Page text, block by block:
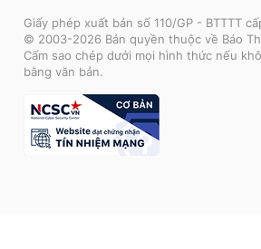
Giấy phép xuất bản số 110/GP - BTTTT
© 2003-2026 Bản quyền thuộc về Báo
Cấm sao chép dưới mọi hình thức nếu
bằng văn bản.